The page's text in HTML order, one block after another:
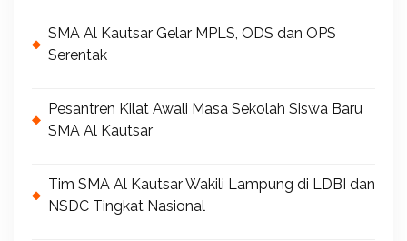
SMA Al Kautsar Gelar MPLS, ODS dan OPS
Serentak
Pesantren Kilat Awali Masa Sekolah Siswa Baru
SMA Al Kautsar
Tim SMA Al Kautsar Wakili Lampung di LDBI dan
NSDC Tingkat Nasional